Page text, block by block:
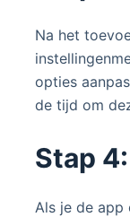
Na het
opties
de tijd om
Stap
Als je de